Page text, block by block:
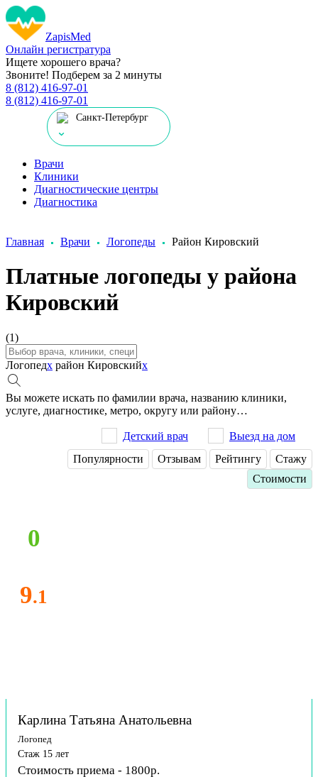
ZapisMed
Онлайн регистратура
Ищете хорошего врача?
Звоните! Подберем за 2 минуты
8 (812) 416-97-01
8 (812) 416-97-01
Санкт-Петербург
Врачи
Клиники
Диагностические центры
Диагностика
Главная Врачи Логопеды Район Кировский
Платные логопеды у района
Кировский
(1)
Логопедx район Кировскийx
Вы можете искать по фамилии врача, названию клиники,
услуге, диагностике, метро, округу или району…
Детский врач
Выезд на дом
Популярности
Отзывам Рейтингу
Стажу
Стоимости
0
9.1
Карлина Татьяна Анатольевна
Логопед
Стаж 15 лет
Стоимость приема - 1800р.